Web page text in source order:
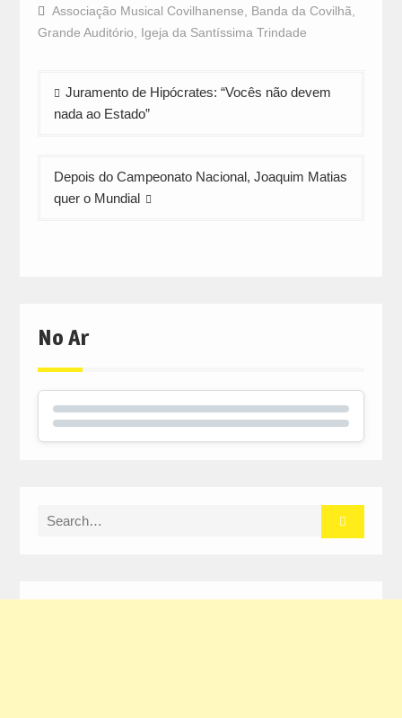
(Opens
in
new
(Opens
in
new
(Opens
in
new
Associação Musical Covilhanense Banda da Covilhã
Grande Auditório
Igeja da Santíssima Trindade
Navegação
de
Juramento de Hipócrates: “Vocês não devem
nada ao Estado”
Depois do Campeonato Nacional, Joaquim Matias
quer o Mundial
No Ar
Search